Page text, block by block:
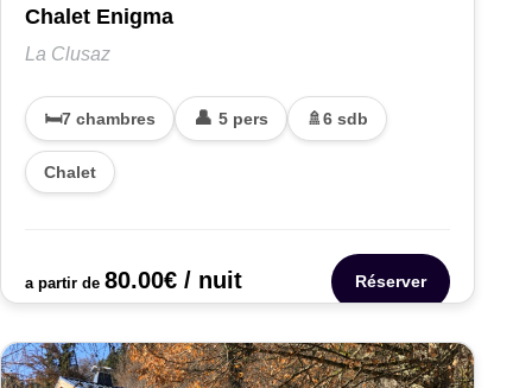
Chalet Enigma
La Clusaz
7 chambres 5 pers 6 sdb
Chalet
a partir de 80.00€ / nuit Réserver